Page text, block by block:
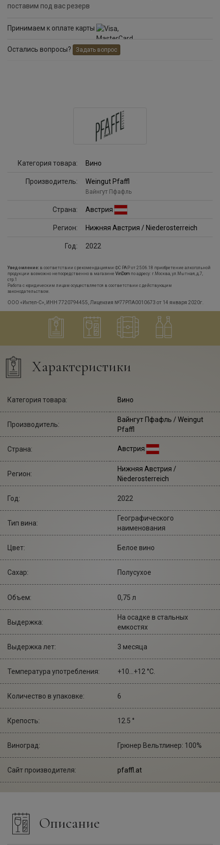
поставим под вас резерв
Принимаем к оплате карты
Остались вопросы? Задать вопрос
Категория товара: Вино
Производитель: Weingut Pfaffl
Вайнгут Пфафль
Страна: Австрия
Регион: Нижняя Австрия / Niederosterreich
Год: 2022
Уведомление: в соответствии с рекомендациями ФС РАР от 25.06.18 приобретение алкогольной
продукции возможно непосредственно в магазине VinDom по адресу: г.Москва, ул.Мытная, д.7,
стр.1
Работа с юридическим лицам осуществляется в соответствии с действующим
законодательством.
ООО «Интел-С», ИНН 7720794455, Лицензия №77РПА0010673 от 14 января 2020г.
Характеристики
Категория товара: Вино
Производитель:
Вайнгут Пфафль / Weingut
Pfaffl
Страна: Австрия
Регион:
Нижняя Австрия /
Niederosterreich
Год: 2022
Тип вина:
Географического
наименования
Цвет: Белое вино
Сахар: Полусухое
Объем: 0,75 л
Выдержка:
На осадке в стальных
емкостях
Выдержка лет: 3 месяца
Температура употребления: +10...+12 °С.
Количество в упаковке: 6
Крепость: 12.5 °
Виноград: Грюнер Вельтлинер: 100%
Сайт производителя: pfaffl.at
Описание